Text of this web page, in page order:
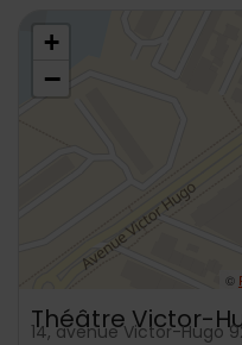
+
−
©
Théâtre Victor-
14, avenue Victor-Hugo